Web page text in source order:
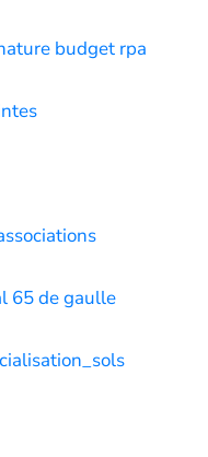
budget rpa
65 de gaulle